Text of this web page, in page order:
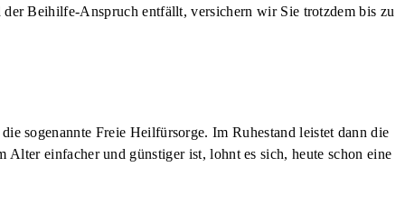
Beihilfe-Anspruch entfällt, versichern wir Sie trotzdem bis zu
sogenannte Freie Heilfürsorge. Im Ruhestand leistet dann die
einfacher und günstiger ist, lohnt es sich, heute schon eine